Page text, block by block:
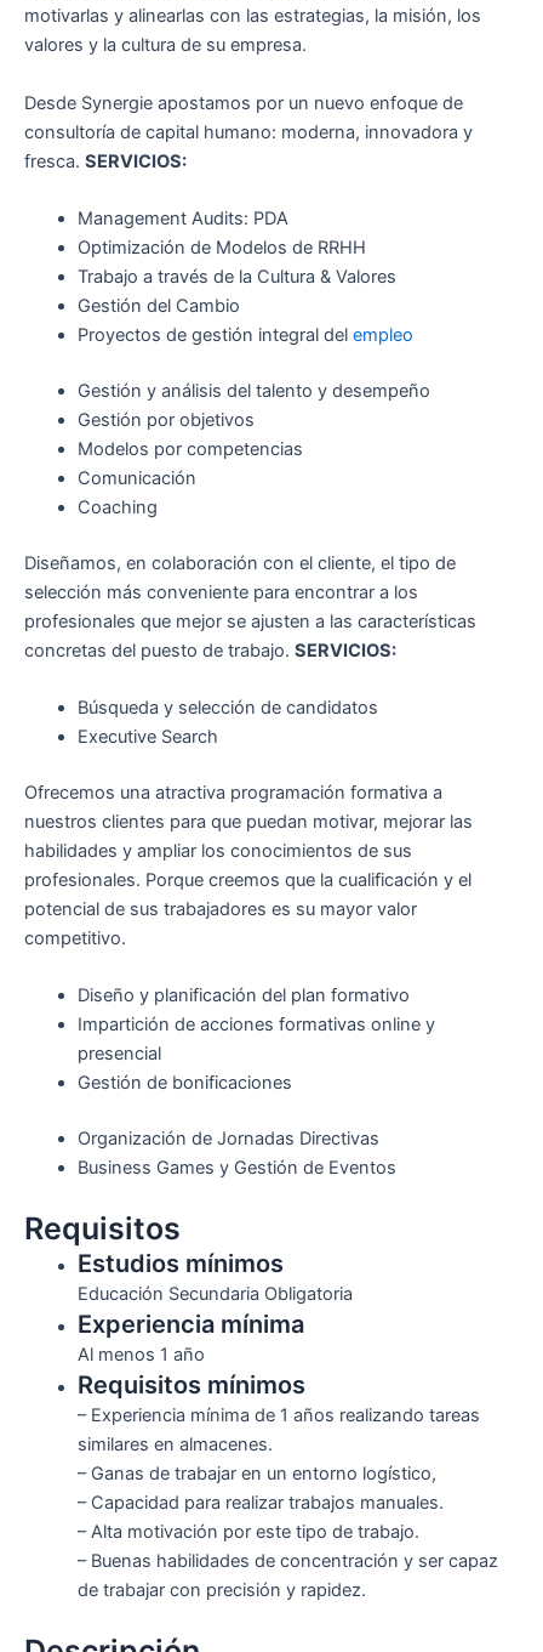
motivarlas y alinearlas con las estrategias, la misión, los
valores y la cultura de su empresa.
Desde Synergie apostamos por un nuevo enfoque de
consultoría de capital humano: moderna, innovadora y
fresca. SERVICIOS:
Management Audits: PDA
Optimización de Modelos de RRHH
Trabajo a través de la Cultura & Valores
Gestión del Cambio
Proyectos de gestión integral del empleo
Gestión y análisis del talento y desempeño
Gestión por objetivos
Modelos por competencias
Comunicación
Coaching
Diseñamos, en colaboración con el cliente, el tipo de
selección más conveniente para encontrar a los
profesionales que mejor se ajusten a las características
concretas del puesto de trabajo. SERVICIOS:
Búsqueda y selección de candidatos
Executive Search
Ofrecemos una atractiva programación formativa a
nuestros clientes para que puedan motivar, mejorar las
habilidades y ampliar los conocimientos de sus
profesionales. Porque creemos que la cualificación y el
potencial de sus trabajadores es su mayor valor
competitivo.
Diseño y planificación del plan formativo
Impartición de acciones formativas online y
presencial
Gestión de bonificaciones
Organización de Jornadas Directivas
Business Games y Gestión de Eventos
Requisitos
Estudios mínimos
Educación Secundaria Obligatoria
Experiencia mínima
Al menos 1 año
Requisitos mínimos
– Experiencia mínima de 1 años realizando tareas
similares en almacenes.
– Ganas de trabajar en un entorno logístico,
– Capacidad para realizar trabajos manuales.
– Alta motivación por este tipo de trabajo.
– Buenas habilidades de concentración y ser capaz
de trabajar con precisión y rapidez.